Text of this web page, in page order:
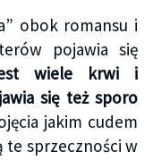
obok romansu i
pojawia się
wiele krwi i
się też sporo
jakim cudem
te sprzeczności w